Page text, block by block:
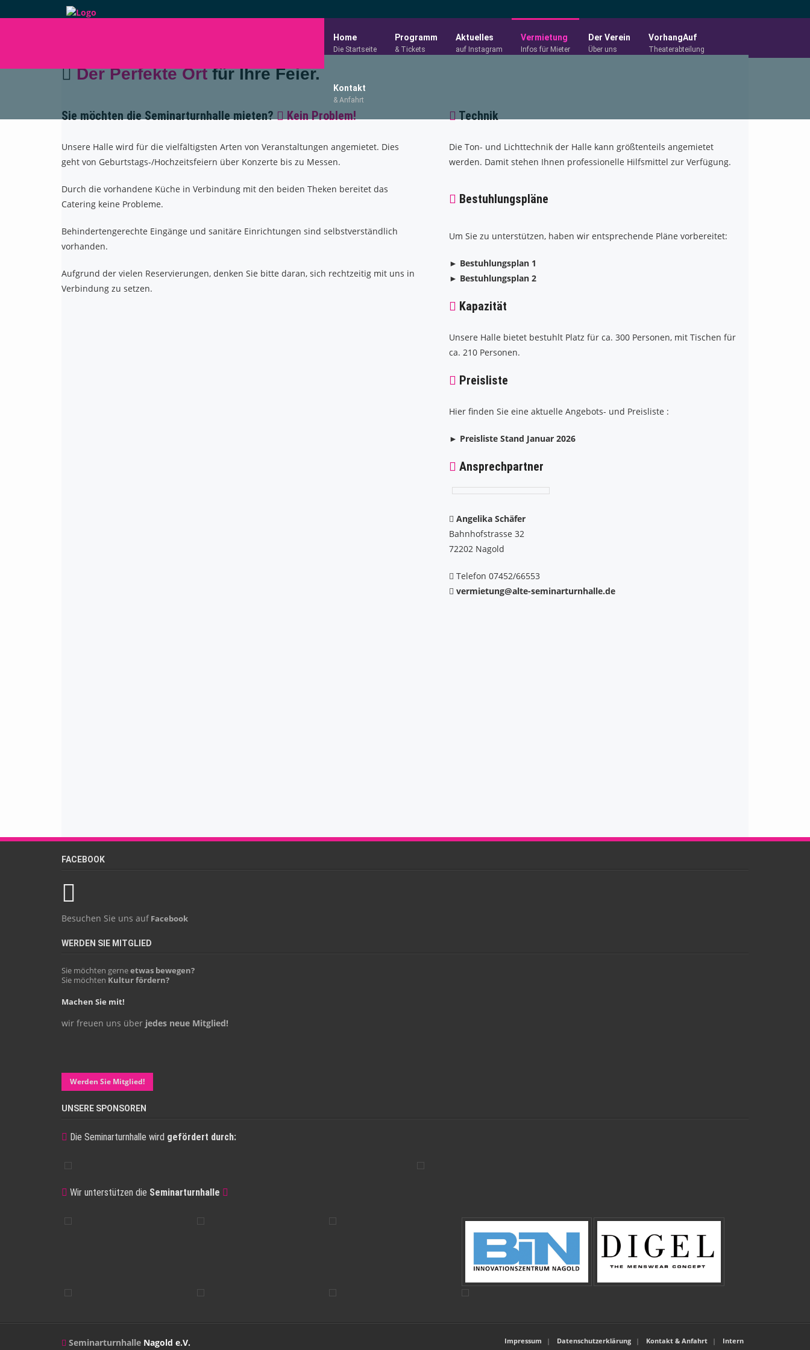
Home
Die Startseite
Programm
& Tickets
Aktuelles
auf Instagram
Vermietung
Infos für Mieter
Der Verein
Über uns
VorhangAuf
Theaterabteilung
Kontakt
& Anfahrt
Der Perfekte Ortfür Ihre Feier.
Sie möchten die Seminarturnhalle mieten? Kein Problem!
Unsere Halle wird für die vielfältigsten Arten von Veranstaltungen angemietet. Dies
geht von Geburtstags-/Hochzeitsfeiern über Konzerte bis zu Messen.
Durch die vorhandene Küche in Verbindung mit den beiden Theken bereitet das
Catering keine Probleme.
Behindertengerechte Eingänge und sanitäre Einrichtungen sind selbstverständlich
vorhanden.
Aufgrund der vielen Reservierungen, denken Sie bitte daran, sich rechtzeitig mit uns in
Verbindung zu setzen.
Technik
Die Ton- und Lichttechnik der Halle kann größtenteils angemietet
werden. Damit stehen Ihnen professionelle Hilfsmittel zur Verfügung.
Bestuhlungspläne
Um Sie zu unterstützen, haben wir entsprechende Pläne vorbereitet:
► Bestuhlungsplan 1
► Bestuhlungsplan 2
Kapazität
Unsere Halle bietet bestuhlt Platz für ca. 300 Personen, mit Tischen für
ca. 210 Personen.
Preisliste
Hier finden Sie eine aktuelle Angebots- und Preisliste :
► Preisliste Stand Januar 2026
Ansprechpartner
Angelika Schäfer
Bahnhofstrasse 32
72202 Nagold
Telefon 07452/66553
vermietung@alte-seminarturnhalle.de
FACEBOOK
Besuchen Sie uns auf Facebook
WERDEN SIE MITGLIED
Sie möchten gerneetwas bewegen?
Sie möchten Kultur fördern?
Machen Sie mit!
wir freuen uns über jedes neue Mitglied!
Werden Sie Mitglied!
UNSERE SPONSOREN
Die Seminarturnhalle wird gefördert durch:
Wir unterstützen die Seminarturnhalle
Seminarturnhalle Nagold e.V. Impressum Datenschutzerklärung Kontakt & Anfahrt Intern